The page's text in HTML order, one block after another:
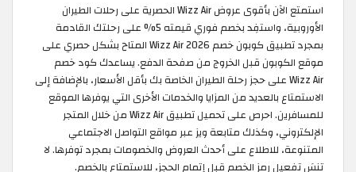
استمتع الآن بأقوى عروض Wizz Air الحصرية على رحلات الطيران
الأوروبية، واستفِد بخصم فوري قيمته 5% على رحلتك القادمة
بمجرد تطبيق كوبون خصم Wizz Air 2026 المتاح بشكل حصري على
موقع الكوبون قبل الخروج من صفحة الدفع. يساعدك كود خصم
Wizz Air على حجز رحلة الطيران الخاصة بك بأقل الأسعار، بالإضافة إلى
الاستمتاع بالعديد من المزايا والخدمات الأخرى التي يوفرها الموقع
للمسافرين. احرص على تحميل تطبيق Wizz Air من خلال المتجر
الإلكتروني، وكذلك متابعة ويز عبر مواقع التواصل الاجتماعي
المتنوعة، للاطلاع على أحدث العروض والخصومات بمجرد توفرها. لا
تنسَ تفعيل رمز الخصم قبل إتمام الحجز، للاستمتاع بالخصم.